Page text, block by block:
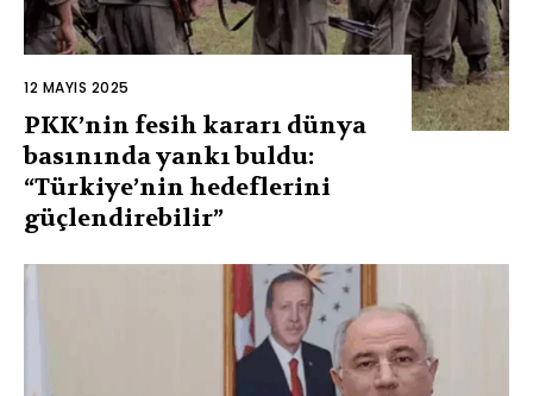
12 MAYIS 2025
PKK’nin fesih kararı dünya
basınında yankı buldu:
“Türkiye’nin hedeflerini
güçlendirebilir”